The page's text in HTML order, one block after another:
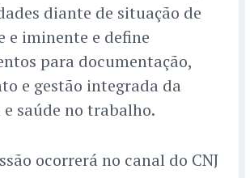
diante de situação de
e iminente e define
para documentação,
e gestão integrada da
e saúde no trabalho.
ocorrerá no canal do CNJ